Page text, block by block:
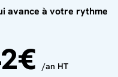
avance à votre rythme
/an HT